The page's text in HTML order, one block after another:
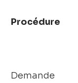
Procédure
Demande